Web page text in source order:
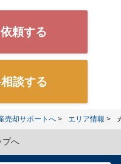
頼する
談する
売却サポートへ エリア情報
プへ